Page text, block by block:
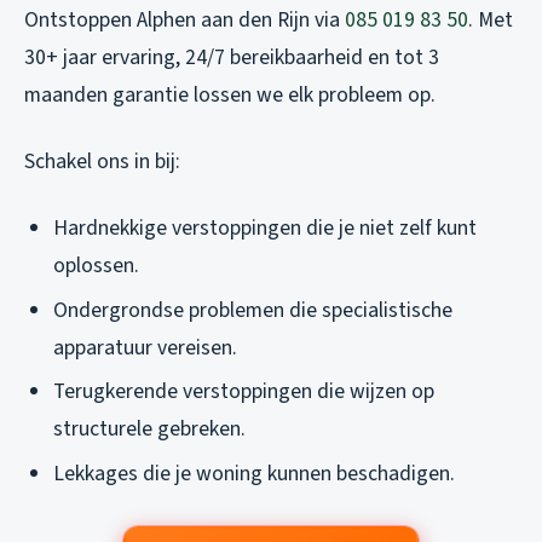
Ontstoppen Alphen aan den Rijn via 085 019 83 50. Met
30+ jaar ervaring, 24/7 bereikbaarheid en tot 3
maanden garantie lossen we elk probleem op.
Schakel ons in bij:
Hardnekkige verstoppingen die je niet zelf kunt
oplossen.
Ondergrondse problemen die specialistische
apparatuur vereisen.
Terugkerende verstoppingen die wijzen op
structurele gebreken.
Lekkages die je woning kunnen beschadigen.